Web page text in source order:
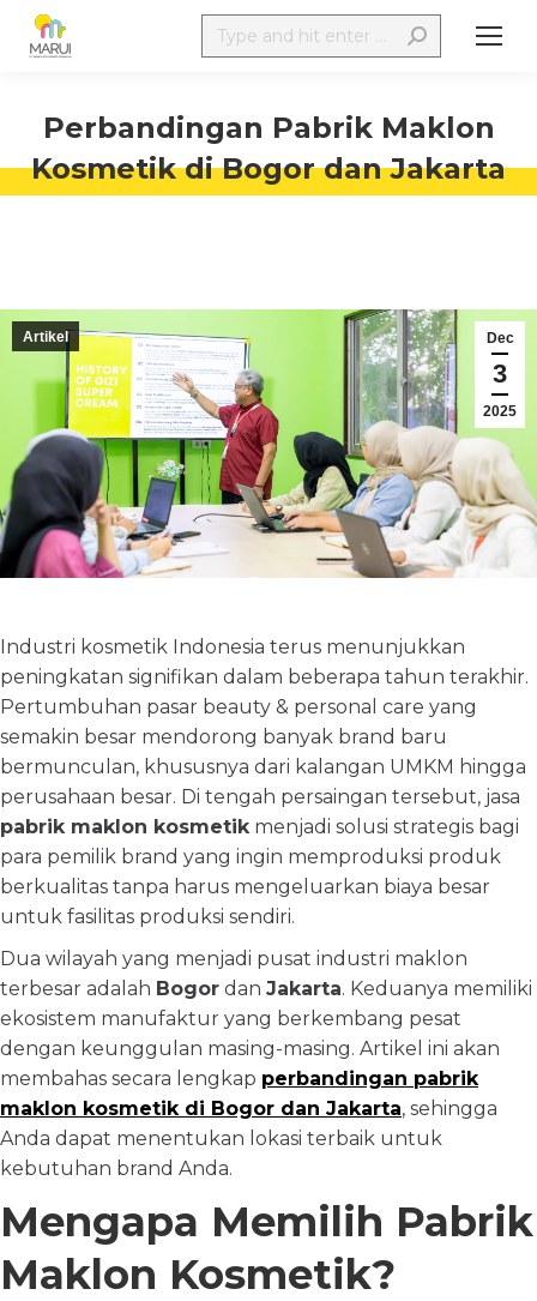
Perbandingan Pabrik Maklon
Kosmetik di Bogor dan Jakarta
Dec
3
2025
Artikel
Industri kosmetik Indonesia terus menunjukkan
peningkatan signifikan dalam beberapa tahun terakhir.
Pertumbuhan pasar beauty & personal care yang
semakin besar mendorong banyak brand baru
bermunculan, khususnya dari kalangan UMKM hingga
perusahaan besar. Di tengah persaingan tersebut, jasa
pabrik maklon kosmetikmenjadi solusi strategis bagi
para pemilik brand yang ingin memproduksi produk
berkualitas tanpa harus mengeluarkan biaya besar
untuk fasilitas produksi sendiri.
Dua wilayah yang menjadi pusat industri maklon
terbesar adalah Bogor dan Jakarta. Keduanya memiliki
ekosistem manufaktur yang berkembang pesat
dengan keunggulan masing-masing. Artikel ini akan
membahas secara lengkap perbandingan pabrik
maklon kosmetik di Bogor dan Jakarta, sehingga
Anda dapat menentukan lokasi terbaik untuk
kebutuhan brand Anda.
Mengapa Memilih Pabrik
Maklon Kosmetik?